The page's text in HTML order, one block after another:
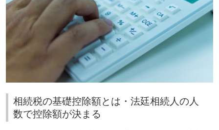
相続税の基礎控除額とは・法廷相続人の人
数で控除額が決まる